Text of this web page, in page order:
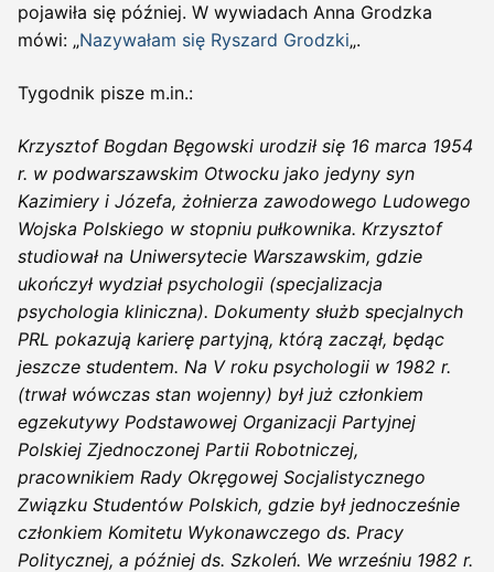
pojawiła się później. W wywiadach Anna Grodzka
mówi: „Nazywałam się Ryszard Grodzki„.
Tygodnik pisze m.in.:
Krzysztof Bogdan Bęgowski urodził się 16 marca 1954
r. w podwarszawskim Otwocku jako jedyny syn
Kazimiery i Józefa, żołnierza zawodowego Ludowego
Wojska Polskiego w stopniu pułkownika. Krzysztof
studiował na Uniwersytecie Warszawskim, gdzie
ukończył wydział psychologii (specjalizacja
psychologia kliniczna). Dokumenty służb specjalnych
PRL pokazują karierę partyjną, którą zaczął, będąc
jeszcze studentem. Na V roku psychologii w 1982 r.
(trwał wówczas stan wojenny) był już członkiem
egzekutywy Podstawowej Organizacji Partyjnej
Polskiej Zjednoczonej Partii Robotniczej,
pracownikiem Rady Okręgowej Socjalistycznego
Związku Studentów Polskich, gdzie był jednocześnie
członkiem Komitetu Wykonawczego ds. Pracy
Politycznej, a później ds. Szkoleń. We wrześniu 1982 r.